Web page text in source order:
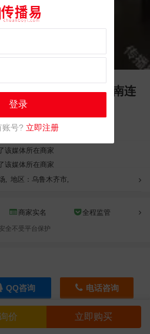
价 立即购买
山国际机场出发区2L南连
告
该媒体所在商家
该媒体所在商家
该媒体所在商家
该媒体所在商家
该媒体所在商家
该媒体所在商家
该媒体所在商家
该媒体所在商家
, 地区：乌鲁木齐市,
商家实名 全程监管
全不受平台保护
QQ咨询 电话咨询
登录
账号? 立即注册